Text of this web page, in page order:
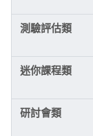
測驗評估類
迷你課程類
研討會類